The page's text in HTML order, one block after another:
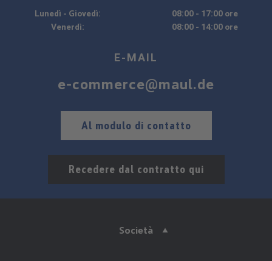
Lunedì - Giovedì:
08:00 - 17:00 ore
Venerdì:
08:00 - 14:00 ore
E-MAIL
e-commerce@maul.de
Al modulo di contatto
Recedere dal contratto qui
Società